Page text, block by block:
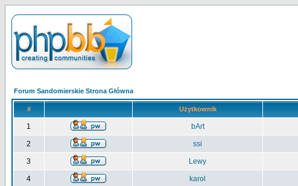
Forum Sandomierskie Strona Główna
# Użytkownik
1 bArt
2 ssi
3 Lewy
4 karol